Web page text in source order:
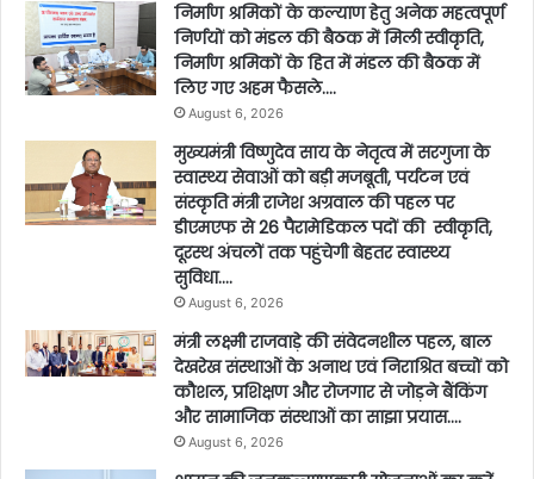
निर्माण श्रमिकों के कल्याण हेतु अनेक महत्वपूर्ण
निर्णयों को मंडल की बैठक में मिली स्वीकृति,
निर्माण श्रमिकों के हित में मंडल की बैठक में
लिए गए अहम फैसले….
August 6, 2026
मुख्यमंत्री विष्णुदेव साय के नेतृत्व में सरगुजा के
स्वास्थ्य सेवाओं को बड़ी मजबूती, पर्यटन एवं
संस्कृति मंत्री राजेश अग्रवाल की पहल पर
डीएमएफ से 26 पैरामेडिकल पदों की स्वीकृति,
दूरस्थ अंचलों तक पहुंचेगी बेहतर स्वास्थ्य
सुविधा….
August 6, 2026
मंत्री लक्ष्मी राजवाड़े की संवेदनशील पहल, बाल
देखरेख संस्थाओं के अनाथ एवं निराश्रित बच्चों को
कौशल, प्रशिक्षण और रोजगार से जोड़ने बैंकिंग
और सामाजिक संस्थाओं का साझा प्रयास….
August 6, 2026